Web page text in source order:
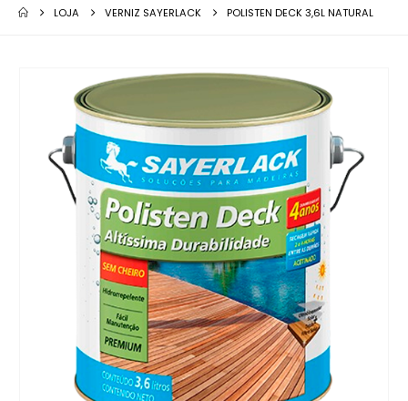
LOJA VERNIZ SAYERLACK POLISTEN DECK 3,6L NATURAL